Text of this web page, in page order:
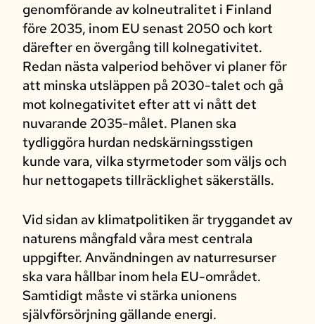
genomförande av kolneutralitet i Finland
före 2035, inom EU senast 2050 och kort
därefter en övergång till kolnegativitet.
Redan nästa valperiod behöver vi planer för
att minska utsläppen på 2030-talet och gå
mot kolnegativitet efter att vi nått det
nuvarande 2035-målet. Planen ska
tydliggöra hurdan nedskärningsstigen
kunde vara, vilka styrmetoder som väljs och
hur nettogapets tillräcklighet säkerställs.
Vid sidan av klimatpolitiken är tryggandet av
naturens mångfald våra mest centrala
uppgifter. Användningen av naturresurser
ska vara hållbar inom hela EU-området.
Samtidigt måste vi stärka unionens
självförsörjning gällande energi.